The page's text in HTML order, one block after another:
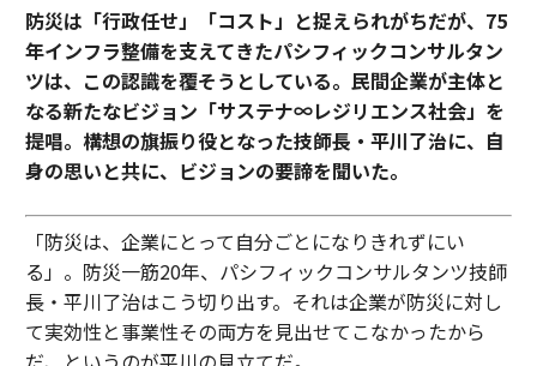
防災は「行政任せ」「コスト」と捉えられがちだが、75
年インフラ整備を支えてきたパシフィックコンサルタン
ツは、この認識を覆そうとしている。民間企業が主体と
なる新たなビジョン「サステナ∞レジリエンス社会」を
提唱。構想の旗振り役となった技師長・平川了治に、自
身の思いと共に、ビジョンの要諦を聞いた。
「防災は、企業にとって自分ごとになりきれずにい
る」。防災一筋20年、パシフィックコンサルタンツ技師
長・平川了治はこう切り出す。それは企業が防災に対し
て実効性と事業性その両方を見出せてこなかったから